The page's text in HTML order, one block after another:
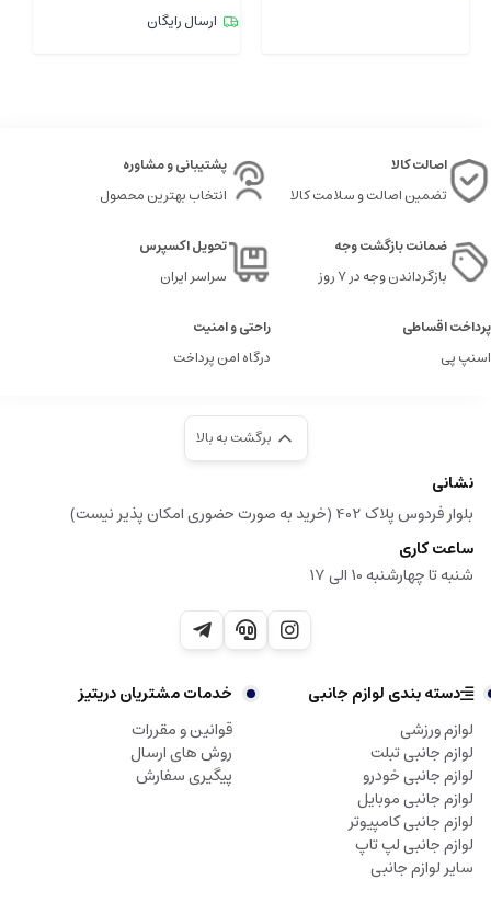
ارسال رایگان
اصالت کالا
تضمین اصالت و سلامت کالا
پشتیبانی و مشاوره
انتخاب بهترین محصول
ضمانت بازگشت وجه
بازگرداندن وجه در ۷ روز
تحویل اکسپرس
سراسر ایران
پرداخت اقساطی
اسنپ پی
راحتی و امنیت
درگاه امن پرداخت
برگشت به بالا
نشانی
بلوار فردوس پلاک 402 (خرید به صورت حضوری امکان پذیر نیست)
ساعت کاری
شنبه تا چهارشنبه 10 الی 17
دسته بندی لوازم جانبی
لوازم ورزشی
لوازم جانبی تبلت
لوازم جانبی خودرو
لوازم جانبی موبایل
لوازم جانبی کامپیوتر
لوازم جانبی لپ تاپ
سایر لوازم جانبی
خدمات مشتریان دریتیز
قوانین و مقررات
روش های ارسال
پیگیری سفارش